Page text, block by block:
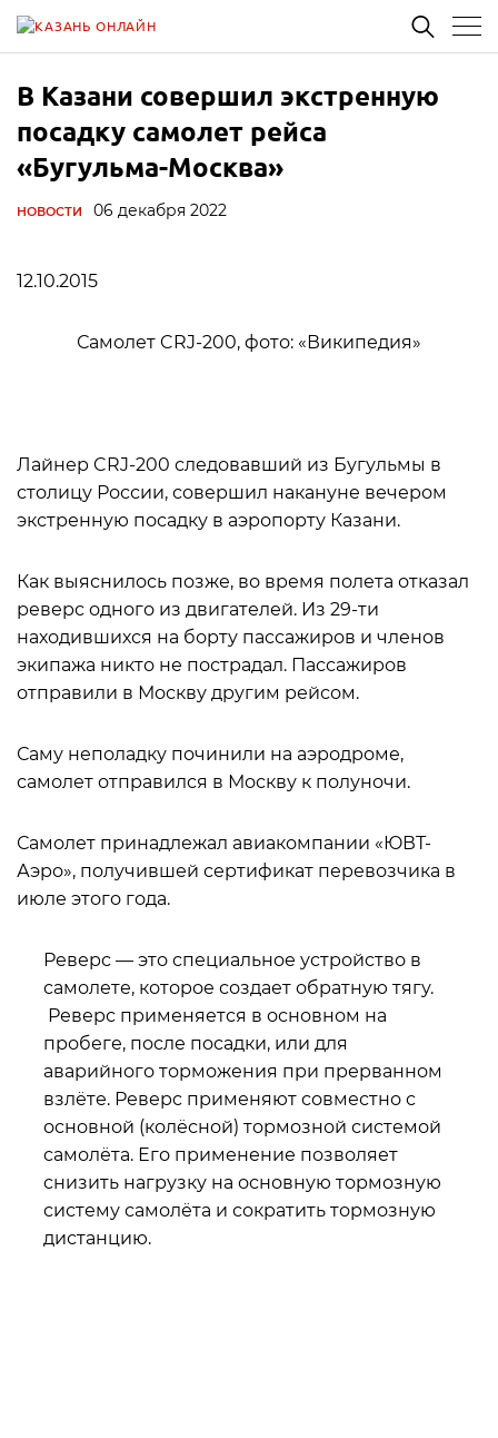
В Казани совершил экстренную
посадку самолет рейса
«Бугульма-Москва»
НОВОСТИ 06 декабря 2022
12.10.2015
Самолет CRJ-200, фото: «Википедия»
Лайнер CRJ-200 следовавший из Бугульмы в
столицу России, совершил накануне вечером
экстренную посадку в аэропорту Казани.
Как выяснилось позже, во время полета отказал
реверс одного из двигателей. Из 29-ти
находившихся на борту пассажиров и членов
экипажа никто не пострадал. Пассажиров
отправили в Москву другим рейсом.
Саму неполадку починили на аэродроме,
самолет отправился в Москву к полуночи.
Самолет принадлежал авиакомпании «ЮВТ-
Аэро», получившей сертификат перевозчика в
июле этого года.
Реверс — это специальное устройство в
самолете, которое создает обратную тягу.
Реверс применяется в основном на
пробеге, после посадки, или для
аварийного торможения при прерванном
взлёте. Реверс применяют совместно с
основной (колёсной) тормозной системой
самолёта. Его применение позволяет
снизить нагрузку на основную тормозную
систему самолёта и сократить тормозную
дистанцию.